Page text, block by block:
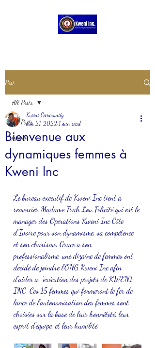
Post
All Posts
pygmy
All Posts
Bienvenue aux
dynamiques femmes à
Kweni Inc
Kweni Community
Jun 21, 2022 1 min read
Le bureau executif de Kweni Inc tient a
remercier Madame Trah Lou Felicité qui est le
manager des Operations Kweni Inc Côte
d’Ivoire pour son dynamisme, sa compétence
et son charisme. Grace a son
professionalisme, une dizaine de femmes ont
decidé de joindre l'ONG Kweni Inc afin
d'aider a  ‘exécution des projets de KWENI
INC. Ces 15 femmes qui formeront le fer de
lance de l’autonomisation des femmes sont
choisies sur la base de leur honnêteté, leur
esprit d’équipe, et leur humilité.